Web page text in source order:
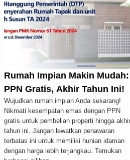
Rumah Impian Makin Mudah:
PPN Gratis, Akhir Tahun Ini!
Wujudkan rumah impian Anda sekarang!
Nikmati kesempatan emas dengan PPN
gratis untuk pembelian properti hingga akhir
tahun ini. Jangan lewatkan penawaran
terbatas ini untuk memiliki hunian idaman
dengan harga lebih terjangkau. Temukan